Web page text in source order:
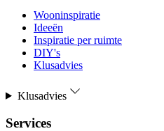
Wooninspiratie
Ideeën
Inspiratie per ruimte
DIY's
Klusadvies
Klusadvies
Services